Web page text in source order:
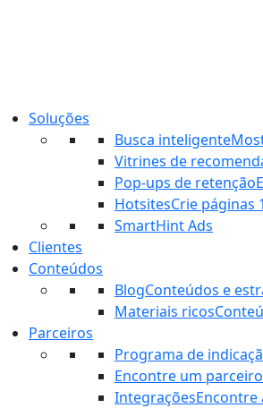
Soluções
Busca inteligente
Vitrines de
Pop-ups de retenção
HotsitesCrie páginas
SmartHint Ads
Clientes
Conteúdos
BlogConteúdos e
Materiais ricos
Parceiros
Programa de
Encontre um parceiro
IntegraçõesEncontre